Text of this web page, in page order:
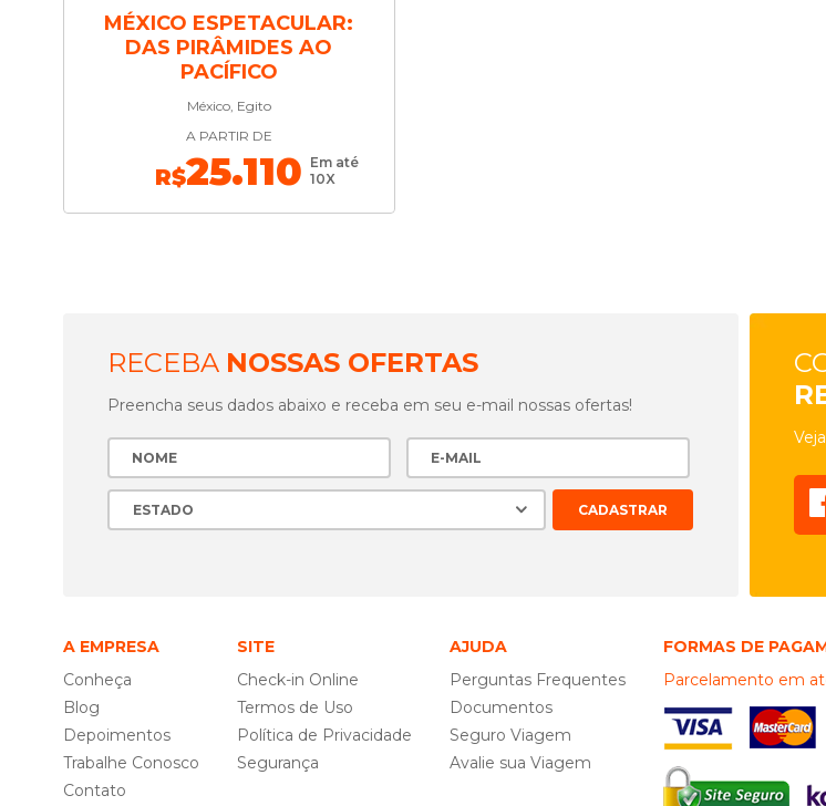
MÉXICO ESPETACULAR:
DAS PIRÂMIDES AO
PACÍFICO
México, Egito
A PARTIR DE
R$25.110 Em até
10X
RECEBA NOSSAS OFERTAS
Preencha seus dados abaixo e receba em seu e-mail nossas ofertas!
A EMPRESA
Conheça
Blog
Depoimentos
Trabalhe Conosco
Contato
SITE
Check-in Online
Termos de Uso
Política de Privacidade
Segurança
AJUDA
Perguntas Frequentes
Documentos
Seguro Viagem
Avalie sua Viagem
FORMAS DE
Parcelamento em